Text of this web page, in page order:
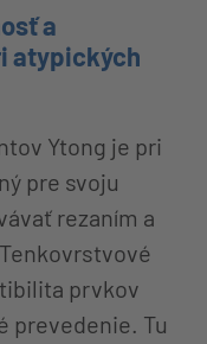
a
atypických
Ytong je pri
pre svoju
rezaním a
prvkov
prevedenie. Tu